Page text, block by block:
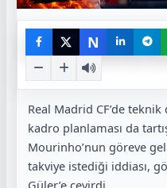
N
Real Madrid CF’de
kadro planlaması da
Mourinho’nun göreve
takviye istediği iddiası,
Güler’e çevirdi.